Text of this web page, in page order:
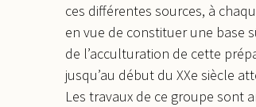
ces différentes sources, à
en vue de constituer une base
de l’acculturation de cette
jusqu’au début du XXe siècle
Les travaux de ce groupe sont